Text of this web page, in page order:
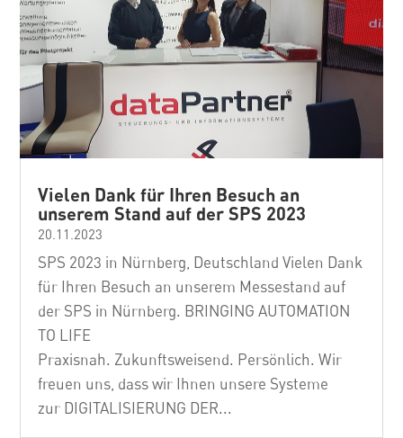
Vielen Dank für Ihren Besuch an
unserem Stand auf der SPS 2023
20.11.2023
SPS 2023 in Nürnberg, Deutschland Vielen Dank
für Ihren Besuch an unserem Messestand auf
der SPS in Nürnberg. BRINGING AUTOMATION
TO LIFE
Praxisnah. Zukunftsweisend. Persönlich. Wir
freuen uns, dass wir Ihnen unsere Systeme
zur DIGITALISIERUNG DER...